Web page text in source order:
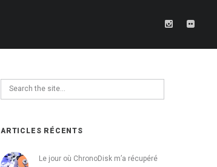
ARTICLES RÉCENTS
Le jour où ChronoDisk m’a récupéré